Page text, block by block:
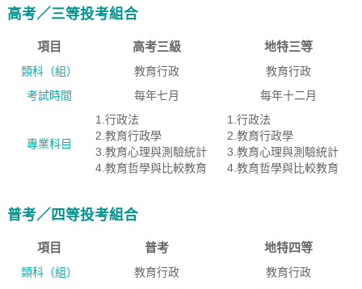
高考／三等投考組合
項目 高考三級 地特三等
類科（組） 教育行政
教育行政
考試時間
每年七月 每年十二月
專業科目
1.行政法
2.教育行政學
3.教育心理與測驗統計
4.教育哲學與比較教育
1.行政法
2.教育行政學
3.教育心理與測驗統計
4.教育哲學與比較教育
普考／四等投考組合
項目 普考 地特四等
類科（組） 教育行政
教育行政